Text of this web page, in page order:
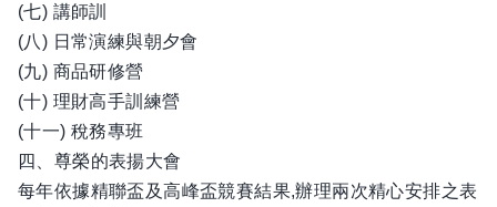
(七) 講師訓
(八) 日常演練與朝夕會
(九) 商品研修營
(十) 理財高手訓練營
(十一) 稅務專班
四、尊榮的表揚大會
每年依據精聯盃及高峰盃競賽結果,辦理兩次精心安排之表